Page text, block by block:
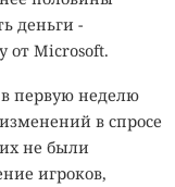
деньги -
от Microsoft.
первую неделю
в спросе
не были
игроков,